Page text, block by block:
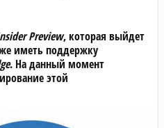
Preview, которая выйдет
иметь поддержку
. На данный момент
этой